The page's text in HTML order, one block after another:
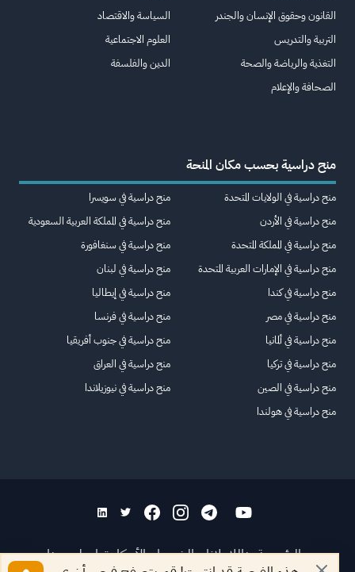
القانون وحقوق الإنسان والجندر
التربية والتدريس
التغذية والرياضة والصحة
الصحافة والإعلام
السياسة والاقتصاد
العلوم الاجتماعية
الدين والفلسفة
منح دراسية بحسب مكان المنحة
منح دراسية في الولايات المتحدة
منح دراسية في الأردن
منح دراسية في المملكة المتحدة
منح دراسية في الإمارات العربية المتحدة
منح دراسية في كندا
منح دراسية في مصر
منح دراسية في ألمانيا
منح دراسية في تركيا
منح دراسية في الصين
منح دراسية في هولندا
منح دراسية في سويسرا
منح دراسية في المملكة العربية السعودية
منح دراسية في سنغافورة
منح دراسية في لبنان
منح دراسية في إيطاليا
منح دراسية في فرنسا
منح دراسية في جنوب أفريقيا
منح دراسية في العراق
منح دراسية في نيوزيلاندا
الرئيسيةعناللاعلاناتالشروط والأحكامتواصل معنا